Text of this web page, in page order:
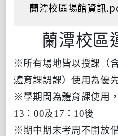
蘭潭校區場館資訊
蘭潭校區
※所有場地皆以授課（
體育課調課）使用為優
※學期間為體育課使用
13：00及17：10後
※期中期末考周不開放